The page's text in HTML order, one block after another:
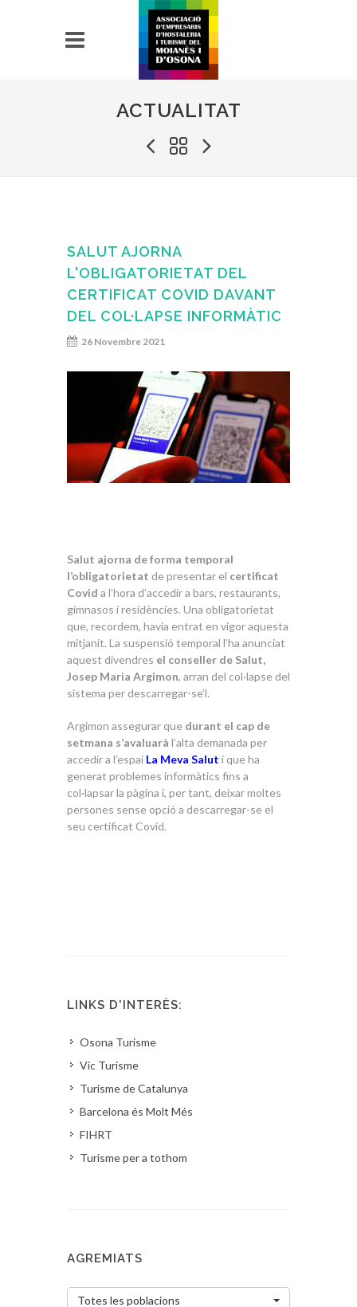
ACTUALITAT
SALUT AJORNA
L'OBLIGATORIETAT DEL
CERTIFICAT COVID DAVANT
DEL COL·LAPSE INFORMÀTIC
26 Novembre 2021
Salut ajorna de forma temporal
l’obligatorietat de presentar el certificat
Covid a l’hora d’accedir a bars, restaurants,
gimnasos i residències. Una obligatorietat
que, recordem, havia entrat en vigor aquesta
mitjanit. La suspensió temporal l’ha anunciat
aquest divendres el conseller de Salut,
Josep Maria Argimon, arran del col·lapse del
sistema per descarregar-se’l.
Argimon assegurar que durant el cap de
setmana s’avaluarà l’alta demanada per
accedir a l’espai La Meva Salut i que ha
generat problemes informàtics fins a
col·lapsar la pàgina i, per tant, deixar moltes
persones sense opció a descarregar-se el
seu certificat Covid.
LINKS D'INTERÈS:
Osona Turisme
Vic Turisme
Turisme de Catalunya
Barcelona és Molt Més
FIHRT
Turisme per a tothom
AGREMIATS
Totes les poblacions